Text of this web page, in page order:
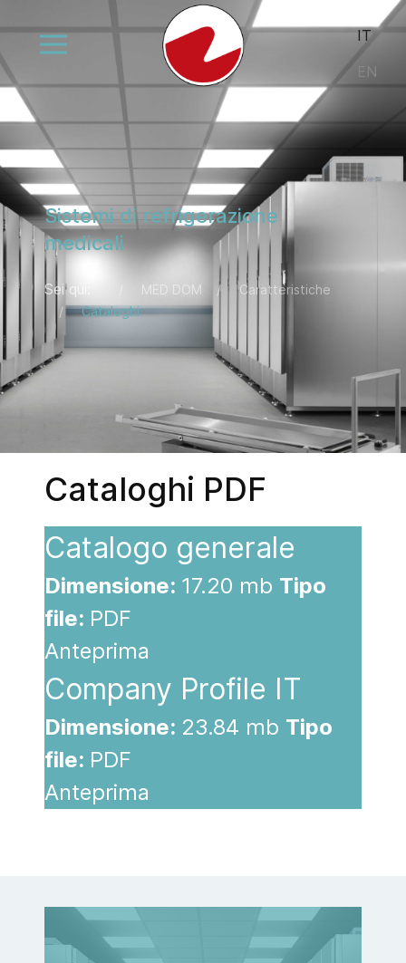
Seleziona
IT
EN
Sistemi di refrigerazione
medicali
Sei qui: MED DOM
Caratteristiche
Cataloghi
Cataloghi PDF
Catalogo generale
Dimensione: 17.20 mb Tipo
file: PDF
Anteprima
Company Profile IT
Dimensione: 23.84 mb Tipo
file: PDF
Anteprima